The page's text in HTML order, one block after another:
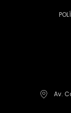
Av.